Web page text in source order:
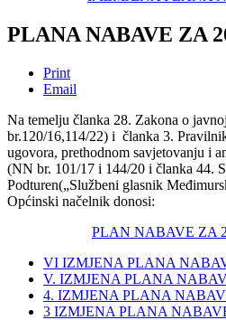
PLANA NABAVE ZA
Print
Email
Na temelju članka 28. Zakona o
br.120/16,114/22) i članka 3.
ugovora, prethodnom savjetovanju i
(NN br. 101/17 i 144/20 i članka 44.
Podturen(„Službeni glasnik
Općinski načelnik donosi:
PLAN NABAVE ZA
VI IZMJENA PLANA
V. IZMJENA PLANA
4. IZMJENA PLANA
3 IZMJENA PLANA